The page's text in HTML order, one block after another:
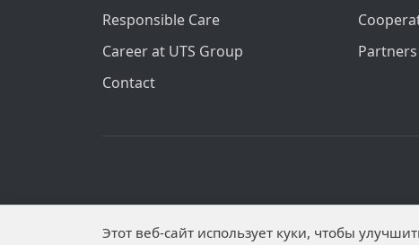
Responsible Care
Career at UTS Group
Contact
Partners
Subjects have established
Этот веб-сайт использует куки, чтобы